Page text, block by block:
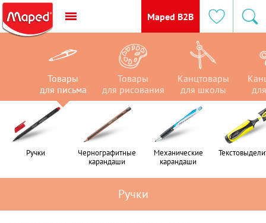
Товары
для письма
Товары
для рисования
Канцтовары
для школы
Канцтовары
для офиса
Ручки
Чернографитные
карандаши
Механические
карандаши
Maped B2B
Товары
для письма
Товары
для рисования
Канцтовары
для школы
Ручки
Чернографитные
карандаши
Механические
карандаши
Ручки